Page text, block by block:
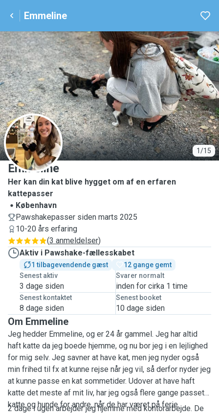
Emmeline
1/15
E
Emmeline
Her kan din kat blive hygget om af en erfaren
kattepasser
København
Pawshakepasser siden marts 2025
10-20 års erfaring
(3 anmeldelser)
Aktiv i Pawshake-fællesskabet
1 tilbagevendende gæst
12 gange gemt
Senest aktiv
3 dage siden
Svarer normalt
inden for cirka 1 time
Senest kontaktet
8 dage siden
Senest booket
10 dage siden
Om Emmeline
Jeg hedder Emmeline, og er 24 år gammel. Jeg har altid
haft katte da jeg boede hjemme, og nu bor jeg i en lejlighed
for mig selv. Jeg savner at have kat, men jeg nyder også
min frihed til fx at kunne rejse når jeg vil, så derfor nyder jeg
at kunne passe en kat sommetider. Udover at have haft
katte det meste af mit liv, har jeg også flere gange passet
katte og hunde for andre, når de har været på ferie.
2 dage i ugen arbejder jeg hjemme med kontorarbejde. De